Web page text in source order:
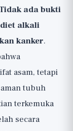
ada bukti
alkali
kanker.
asam, tetapi
tubuh
terkemuka
secara